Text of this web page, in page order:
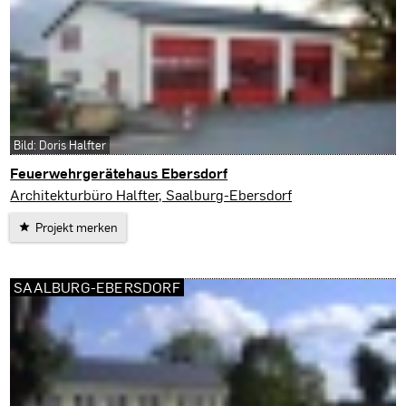
Feuerwehrgerätehaus Ebersdorf
Saalburg-Ebersdorf
Architekturbüro Halfter, Saalburg-Ebersdorf
Projekt merken
Bild: Doris Halfter
SAALBURG-EBERSDORF